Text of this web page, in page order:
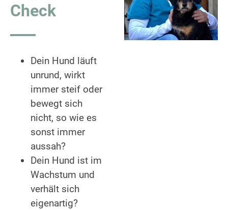
Check
Dein Hund läuft
unrund, wirkt
immer steif oder
bewegt sich
nicht, so wie es
sonst immer
aussah?
Dein Hund ist im
Wachstum und
verhält sich
eigenartig?